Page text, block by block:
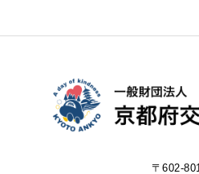
〒602-